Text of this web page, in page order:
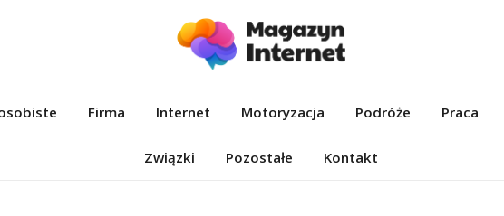
Firma Internet Motoryzacja Podróże Praca
Związki Pozostałe Kontakt